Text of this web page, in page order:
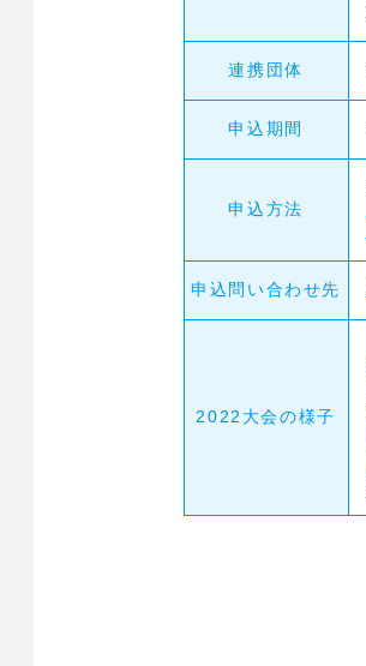
連携団体
申込期間
申込方法
申込問い合わせ先
2022大会の様子